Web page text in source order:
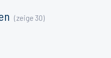
(zeige 30)